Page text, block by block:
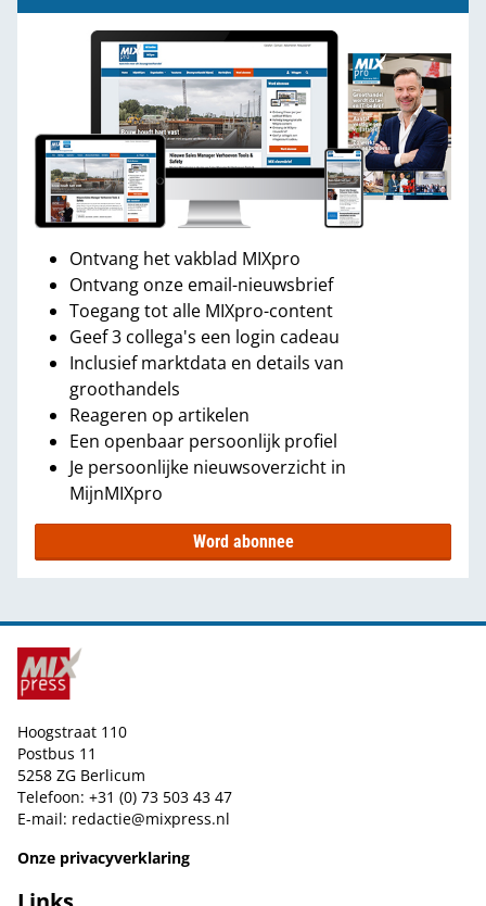
Ontvang het vakblad MIXpro
Ontvang onze email-nieuwsbrief
Toegang tot alle MIXpro-content
Geef 3 collega's een login cadeau
Inclusief marktdata en details van
groothandels
Reageren op artikelen
Een openbaar persoonlijk profiel
Je persoonlijke nieuwsoverzicht in
MijnMIXpro
Word abonnee
Hoogstraat 110
Postbus 11
5258 ZG Berlicum
Telefoon: +31 (0) 73 503 43 47
E-mail: redactie@mixpress.nl
Onze privacyverklaring